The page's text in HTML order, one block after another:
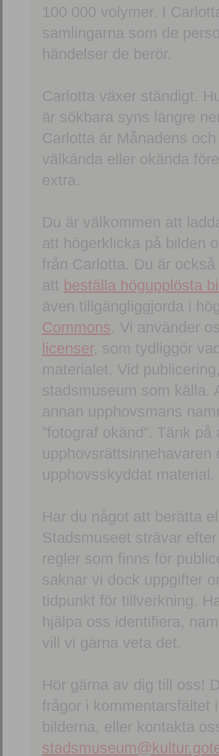
100 000 volymer. I
samlingarna som de
händelser de berör.
Carlotta växer ständigt.
är sökbara syns längre
Carlotta är Månadens
välkända eller okända
extra.
Du är välkommen att
att högerklicka på bilden
från Carlotta. Du är
att beställa högupplösta
även tillgängliggjorda i
Commons. Vi använder
licenser, som tydliggör
materialet. Vid
stadsmuseum som källa.
annan upphovsmans
”fotograf okänd”. Tänk
upphovsskyddat material.
Har du något att berätta
Stadsmuseet strävar
regler som finns för
saknar vi dock uppgifter
tidpunkt för tillverkning.
hjälpa oss identifiera,
vill vi gärna veta det.
Hör gärna av dig till oss!
frågor i kommentarsfältet
bilderna, eller kontakta